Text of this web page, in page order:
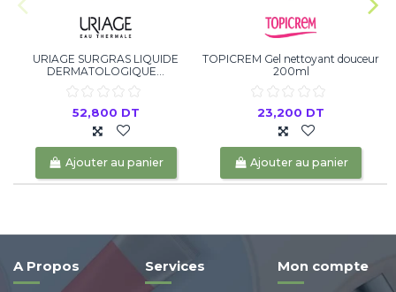
URIAGE SURGRAS LIQUIDE
DERMATOLOGIQUE...
52,800 DT
Ajouter au panier
TOPICREM Gel nettoyant douceur
200ml
23,200 DT
Ajouter au panier
A Propos Services Mon compte